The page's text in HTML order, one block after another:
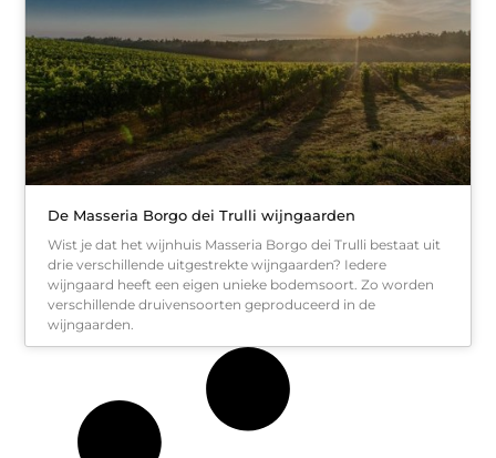
De Masseria Borgo dei Trulli wijngaarden
Wist je dat het wijnhuis Masseria Borgo dei Trulli bestaat uit
drie verschillende uitgestrekte wijngaarden? Iedere
wijngaard heeft een eigen unieke bodemsoort. Zo worden
verschillende druivensoorten geproduceerd in de
wijngaarden.